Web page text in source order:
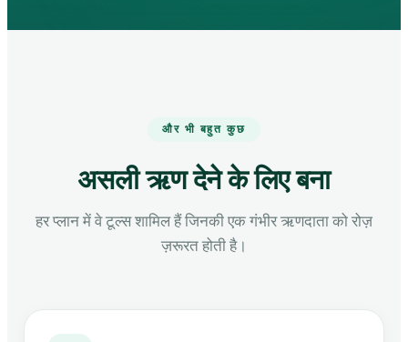
और भी बहुत कुछ
असली ऋण देने के लिए बना
हर प्लान में वे टूल्स शामिल हैं जिनकी एक गंभीर ऋणदाता को रोज़
ज़रूरत होती है।